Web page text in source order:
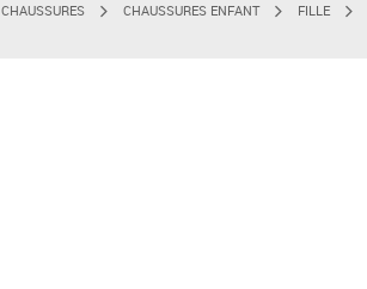
CHAUSSURES CHAUSSURES ENFANT FILLE